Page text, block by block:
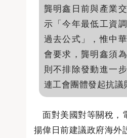
龔明鑫日前與產業
示「今年最低工資
過去公式」，惟中
會要求，龔明鑫須
則不排除發動進一
連工會團體發起抗議
面對美國對等關稅，
揚偉日前建議政府海外